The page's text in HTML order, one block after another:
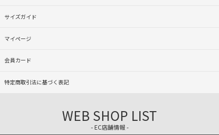
サイズガイド
マイページ
会員カード
特定商取引法に基づく表記
WEB SHOP LIST
- EC店舗情報 -